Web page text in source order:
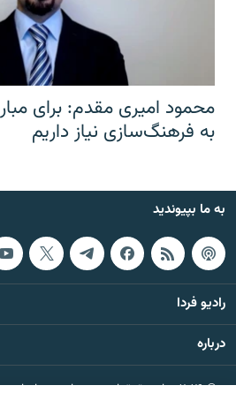
محمود امیری مقدم: برای
به فرهنگ‌سازی نیاز داریم
به ما بپیوندید
رادیو فردا
درباره